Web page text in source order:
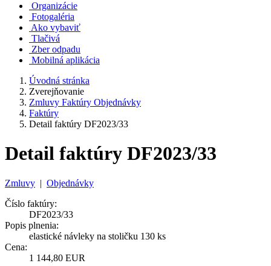
Organizácie
Fotogaléria
Ako vybaviť
Tlačivá
Zber odpadu
Mobilná aplikácia
Úvodná stránka
Zverejňovanie
Zmluvy Faktúry Objednávky
Faktúry
Detail faktúry DF2023/33
Detail faktúry DF2023/33
Zmluvy | Objednávky
Číslo faktúry:
DF2023/33
Popis plnenia:
elastické návleky na stoličku 130 ks
Cena:
1 144,80 EUR